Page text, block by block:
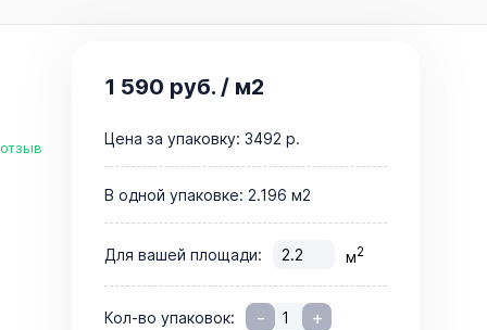
1 590 руб. / м2
Цена за упаковку: 3492 р.
В одной упаковке: 2.196 м2
Для вашей площади: м2
Кол-во упаковок: - +